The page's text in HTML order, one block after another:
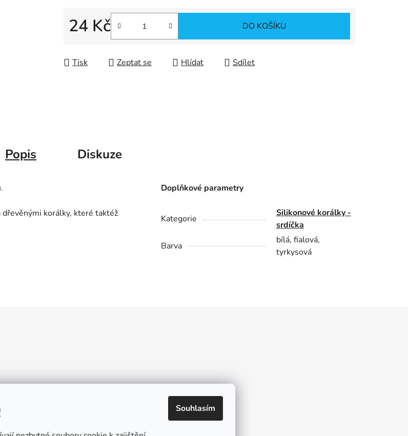
Souhlasím
24 Kč
Měrná cena:
DO KOŠÍKU
Tisk Zeptat se Hlídat Sdílet
Popis Diskuze
korálky, které taktéž
Doplňkové parametry
Kategorie
Silikonové korálky -
srdíčka
Barva
bílá, fialová,
tyrkysová